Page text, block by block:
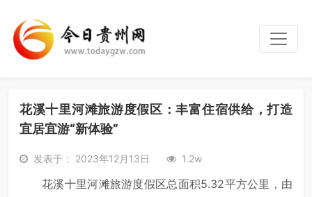
花溪十里河滩旅游度假区：丰富住宿供给，打造
宜居宜游“新体验”
发表于： 2023年12月13日 1.2w
花溪十里河滩旅游度假区总面积5.32平方公里，由